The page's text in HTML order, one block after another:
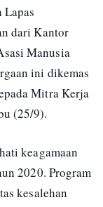
dari Kantor
Manusia
ini dikemas
Mitra Kerja
(25/9).
keagamaan
2020. Program
kesalehan